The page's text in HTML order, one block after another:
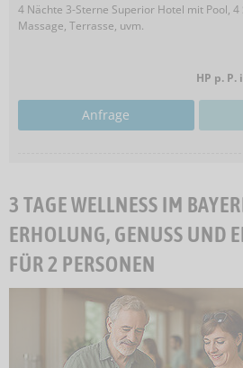
4 Nächte 3-Sterne Superior Hotel mit Pool,
Massage, Terrasse, uvm.
HP p. P.
Anfrage
3 TAGE WELLNESS IM
ERHOLUNG, GENUSS UND
FÜR 2 PERSONEN